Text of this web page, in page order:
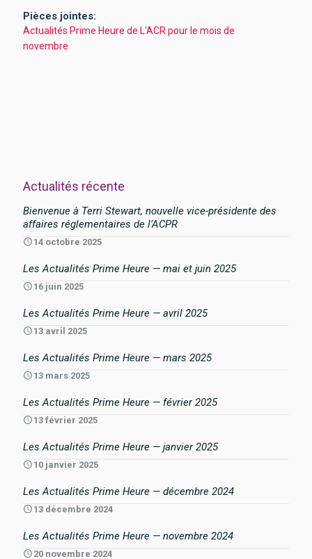
Pièces jointes:
Actualités Prime Heure de L'ACR pour le mois de
novembre
Actualités récente
Bienvenue à Terri Stewart, nouvelle vice-présidente des
affaires réglementaires de l’ACPR
14 octobre 2025
Les Actualités Prime Heure — mai et juin 2025
16 juin 2025
Les Actualités Prime Heure — avril 2025
13 avril 2025
Les Actualités Prime Heure — mars 2025
13 mars 2025
Les Actualités Prime Heure — février 2025
13 février 2025
Les Actualités Prime Heure — janvier 2025
10 janvier 2025
Les Actualités Prime Heure — décembre 2024
13 décembre 2024
Les Actualités Prime Heure — novembre 2024
20 novembre 2024